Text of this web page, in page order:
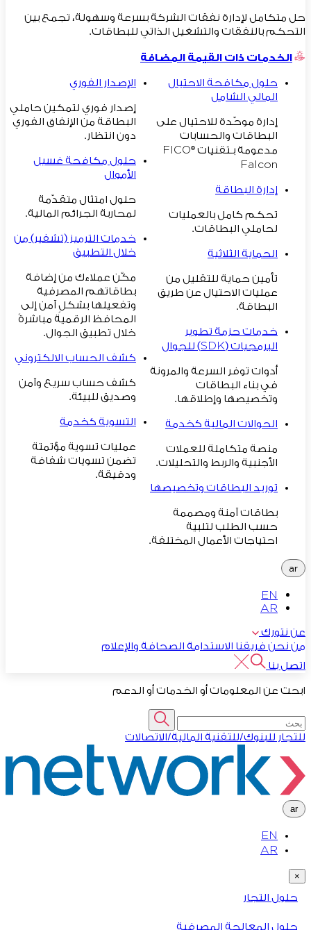
حل متكامل لإدارة نفقات الشركة بسرعة وسهولة، تجمع بين
التحكم بالنفقات والتشغيل الذاتي للبطاقات.
الخدمات ذات القيمة المضافة
حلول مكافحة الاحتيال
المالي الشامل
إدارة موحّدة للاحتيال على
البطاقات والحسابات
مدعومة بـتقنيات FICO®
Falcon
إدارة البطاقة
تحكم كامل بالعمليات
لحاملي البطاقات.
الحماية الثلاثية
تأمين حماية للتقليل من
عمليات الاحتيال عن طريق
البطاقة.
خدمات حزمة تطوير
البرمجيات (SDK) للجوال
أدوات توفر السرعة والمرونة
في بناء البطاقات
وتخصيصها وإطلاقها.
الحوالات المالية كخدمة
منصة متكاملة للعملات
الأجنبية والربط والتحليلات.
توريد البطاقات وتخصيصها
بطاقات آمنة ومصممة
حسب الطلب لتلبية
احتياجات الأعمال المختلفة.
الإصدار الفوري
إصدار فوري لتمكين حاملي
البطاقة من الإنفاق الفوري
دون انتظار.
حلول مكافحة غسيل
الأموال
حلول امتثال متقدّمة
لمحاربة الجرائم المالية.
خدمات الترميز (تشفير) من
خلال التطبيق
مكّن عملاءك من إضافة
بطاقاتهم المصرفية
وتفعيلها بشكلٍ آمن إلى
المحافظ الرقمية مباشرةً
خلال تطبيق الجوال.
كشف الحساب الالكتروني
كشف حساب سريع وآمن
وصديق للبيئة.
التسوية كخدمة
عمليات تسوية مؤتمتة
تضمن تسويات شفافة
ودقيقة.
ar
EN
AR
عن نتورك
من نحن فريقنا الاستدامة الصحافة والإعلام
اتصل بنا
ابحث عن المعلومات أو الخدمات أو الدعم
للتجار للبنوك/للتقنية المالية/الاتصالات
ar
EN
AR
×
حلول التجار
حلول المعالجة المصرفية